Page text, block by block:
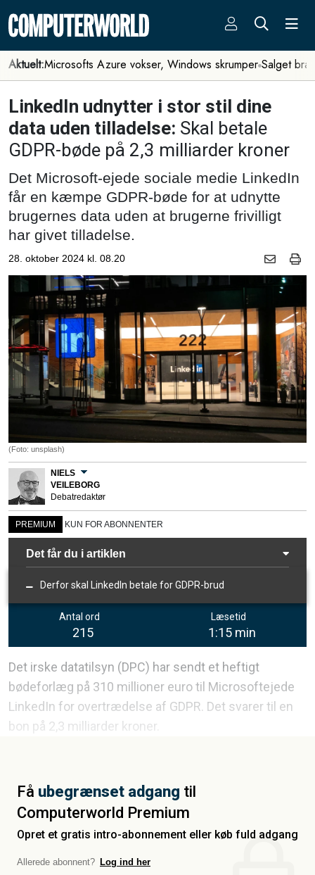
Aktuelt:Microsofts Azure vokser, Windows skrumper Salget
LinkedIn udnytter i stor stil dine
data uden tilladelse: Skal betale
GDPR-bøde på 2,3 milliarder kroner
Det Microsoft-ejede sociale medie LinkedIn
får en kæmpe GDPR-bøde for at udnytte
brugernes data uden at brugerne frivilligt
har givet tilladelse.
28. oktober 2024 kl. 08.20
(Foto: unsplash)
NIELS
VEILEBORG
Debatredaktør
PREMIUM KUN FOR ABONNENTER
Det får du i artiklen
Derfor skal LinkedIn betale for GDPR-brud
Antal ord
215
Læsetid
1:15 min
Det irske datatilsyn (DPC) har sendt et heftigt
bødeforlæg på 310 millioner euro til Microsoftejede
LinkedIn for overtrædelse af GDPR. Det svarer til en
bon på 2,3 milliarder kroner.
Få ubegrænset adgang til
Computerworld Premium
Opret et gratis intro-abonnement eller køb fuld adgang
Allerede abonnent? Log ind her